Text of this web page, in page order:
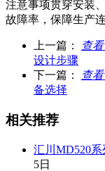
注意事项贯穿安装
故障率，保障生产连
上一篇： 查
设计步骤
下一篇：
查
备选择
相关推荐
汇川MD520
5日